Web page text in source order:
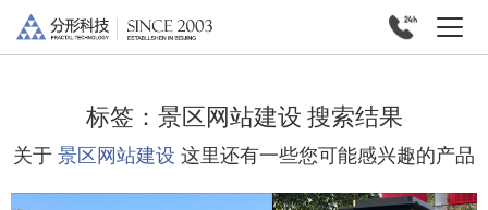
标签： 景区网站建设 搜索结果
关于 景区网站建设 这里还有一些您可能感兴趣的产品